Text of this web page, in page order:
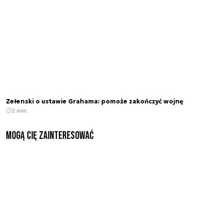
Zełenski o ustawie Grahama: pomoże zakończyć wojnę
2 min.
Mogą Cię zainteresować